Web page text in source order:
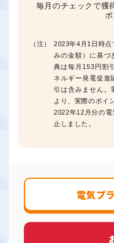
毎月のチェックで獲
2023年4月1日時点
みの金額）に基づ
典は毎月153円割
ネルギー発電促進
引は含みません。
より、実際のポイ
2022年12月分の
止しました。
電気プ